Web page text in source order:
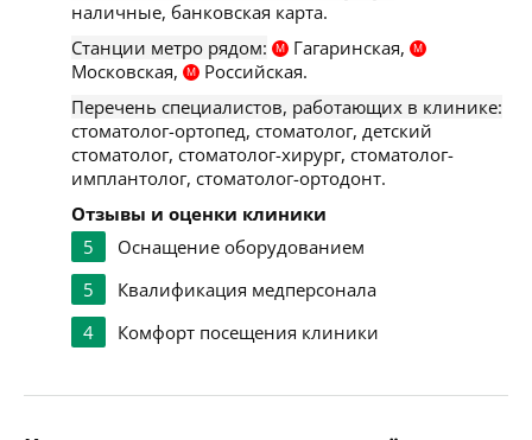
наличные, банковская карта.
Станции метро рядом:
М Гагаринская, М
Московская, М
Российская.
Перечень специалистов, работающих в клинике:
стоматолог-ортопед, стоматолог, детский
стоматолог, стоматолог-хирург, стоматолог-
имплантолог, стоматолог-ортодонт.
Отзывы и оценки клиники
5
Оснащение оборудованием
5
Квалификация медперсонала
4
Комфорт посещения клиники